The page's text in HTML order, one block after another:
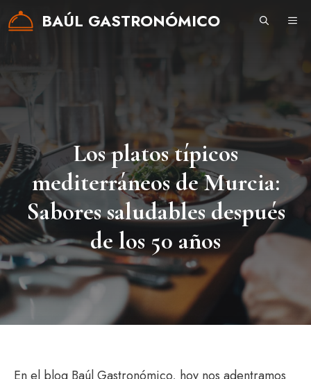
Saltar
BAÚL GASTRONÓMICO
Los platos típicos
mediterráneos de Murcia:
Sabores saludables después
de los 50 años